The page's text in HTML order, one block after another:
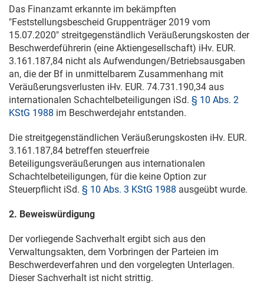
Das Finanzamt erkannte im bekämpften
"Feststellungsbescheid Gruppenträger 2019 vom
15.07.2020" streitgegenständlich Veräußerungskosten der
Beschwerdeführerin (eine Aktiengesellschaft) iHv. EUR.
3.161.187,84 nicht als Aufwendungen/Betriebsausgaben
an, die der Bf in unmittelbarem Zusammenhang mit
Veräußerungsverlusten iHv. EUR. 74.731.190,34 aus
internationalen Schachtelbeteiligungen iSd. § 10 Abs. 2
KStG 1988 im Beschwerdejahr entstanden.
Die streitgegenständlichen Veräußerungskosten iHv. EUR.
3.161.187,84 betreffen steuerfreie
Beteiligungsveräußerungen aus internationalen
Schachtelbeteiligungen, für die keine Option zur
Steuerpflicht iSd. § 10 Abs. 3 KStG 1988 ausgeübt wurde.
2. Beweiswürdigung
Der vorliegende Sachverhalt ergibt sich aus den
Verwaltungsakten, dem Vorbringen der Parteien im
Beschwerdeverfahren und den vorgelegten Unterlagen.
Dieser Sachverhalt ist nicht strittig.